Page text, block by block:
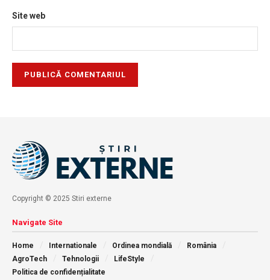
Site web
Copyright © 2025 Stiri externe
Navigate Site
Home Internationale Ordinea mondială
România
AgroTech
Tehnologii
LifeStyle
Politica de confidențialitate